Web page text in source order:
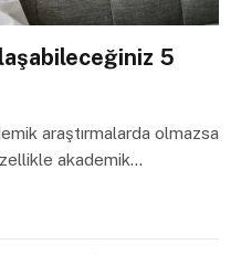
5
araştırmalarda olmazsa
akademik…